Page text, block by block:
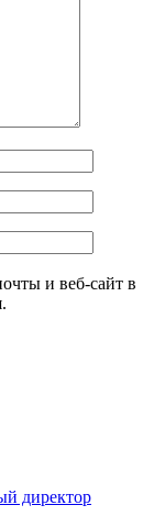
и веб-сайт в
директор